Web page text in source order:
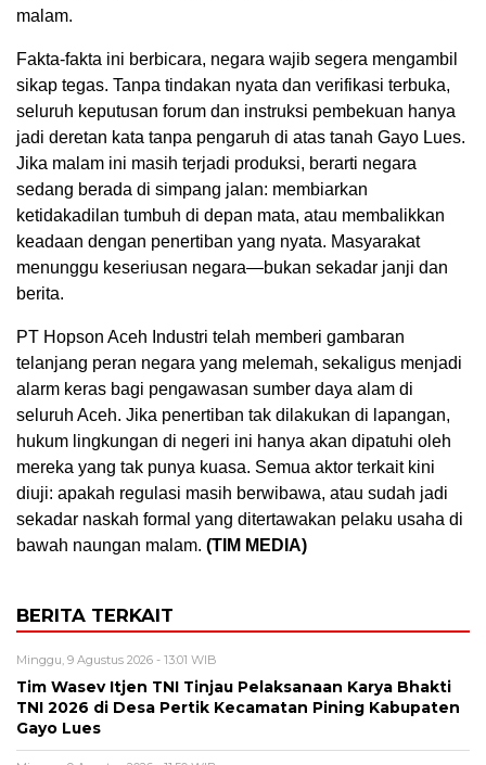
malam.
Fakta-fakta ini berbicara, negara wajib segera mengambil
sikap tegas. Tanpa tindakan nyata dan verifikasi terbuka,
seluruh keputusan forum dan instruksi pembekuan hanya
jadi deretan kata tanpa pengaruh di atas tanah Gayo Lues.
Jika malam ini masih terjadi produksi, berarti negara
sedang berada di simpang jalan: membiarkan
ketidakadilan tumbuh di depan mata, atau membalikkan
keadaan dengan penertiban yang nyata. Masyarakat
menunggu keseriusan negara—bukan sekadar janji dan
berita.
PT Hopson Aceh Industri telah memberi gambaran
telanjang peran negara yang melemah, sekaligus menjadi
alarm keras bagi pengawasan sumber daya alam di
seluruh Aceh. Jika penertiban tak dilakukan di lapangan,
hukum lingkungan di negeri ini hanya akan dipatuhi oleh
mereka yang tak punya kuasa. Semua aktor terkait kini
diuji: apakah regulasi masih berwibawa, atau sudah jadi
sekadar naskah formal yang ditertawakan pelaku usaha di
bawah naungan malam. (TIM MEDIA)
BERITA TERKAIT
Minggu, 9 Agustus 2026 - 13:01 WIB
Tim Wasev Itjen TNI Tinjau Pelaksanaan Karya Bhakti
TNI 2026 di Desa Pertik Kecamatan Pining Kabupaten
Gayo Lues